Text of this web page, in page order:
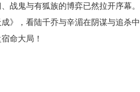
战鬼与有狐族的博弈已然拉开序幕。
》，看陆千乔与辛湄在阴谋与追杀中
命大局！